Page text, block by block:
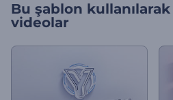
Bu şablon
videolar